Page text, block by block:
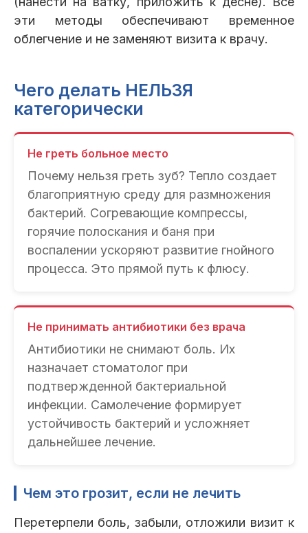
эти методы обеспечивают временное
облегчение и не заменяют визита к врачу.
Чего делать НЕЛЬЗЯ
категорически
Не греть больное место
Почему нельзя греть зуб? Тепло создает
благоприятную среду для размножения
бактерий. Согревающие компрессы,
горячие полоскания и баня при
воспалении ускоряют развитие гнойного
процесса. Это прямой путь к флюсу.
Не принимать антибиотики без врача
Антибиотики не снимают боль. Их
назначает стоматолог при
подтвержденной бактериальной
инфекции. Самолечение формирует
устойчивость бактерий и усложняет
дальнейшее лечение.
Чем это грозит, если не лечить
Перетерпели боль, забыли, отложили визит к